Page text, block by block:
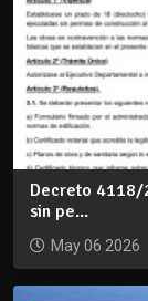
Decreto 4118/
sin pe...
May 06 2026